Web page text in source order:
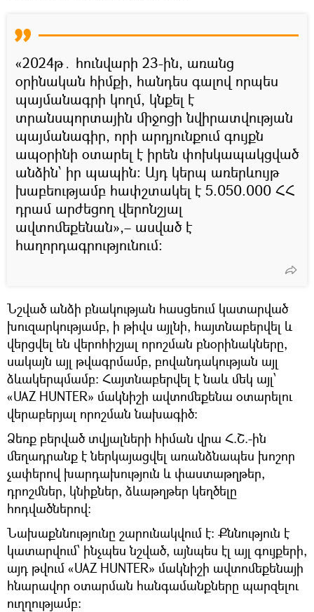
«2024թ․ հունվարի 23-ին, առանց
օրինական հիմքի, հանդես գալով որպես
պայմանագրի կողմ, կնքել է
տրանսպորտային միջոցի նվիրատվության
պայմանագիր, որի արդյունքում գույքն
ապօրինի օտարել է իրեն փոխկապակցված
անձին՝ իր պապին։ Այդ կերպ առերևույթ
խաբեությամբ հափշտակել է 5.050.000 ՀՀ
դրամ արժեցող վերոնշյալ
ավտոմեքենան»,– ասված է
հաղորդագրությունում։
Նշված անձի բնակության հասցեում կատարված
խուզարկությամբ, ի թիվս այլնի, հայտնաբերվել և
վերցվել են վերոհիշյալ որոշման բնօրինակները,
սակայն այլ թվագրմամբ, բովանդակության այլ
ձևակերպմամբ։ Հայտնաբերվել է նաև մեկ այլ՝
«UAZ HUNTER» մակնիշի ավտոմեքենա օտարելու
վերաբերյալ որոշման նախագիծ:
Ձեռք բերված տվյալների հիման վրա Հ.Շ.-ին
մեղադրանք է ներկայացվել առանձնապես խոշոր
չափերով խարդախություն և փաստաթղթեր,
դրոշմներ, կնիքներ, ձևաթղթեր կեղծելը
հոդվածներով։
Նախաքննությունը շարունակվում է։ Քննություն է
կատարվում՝ ինչպես նշված, այնպես էլ այլ գույքերի,
այդ թվում «UAZ HUNTER» մակնիշի ավտոմեքենայի
հնարավոր օտարման հանգամանքները պարզելու
ուղղությամբ: